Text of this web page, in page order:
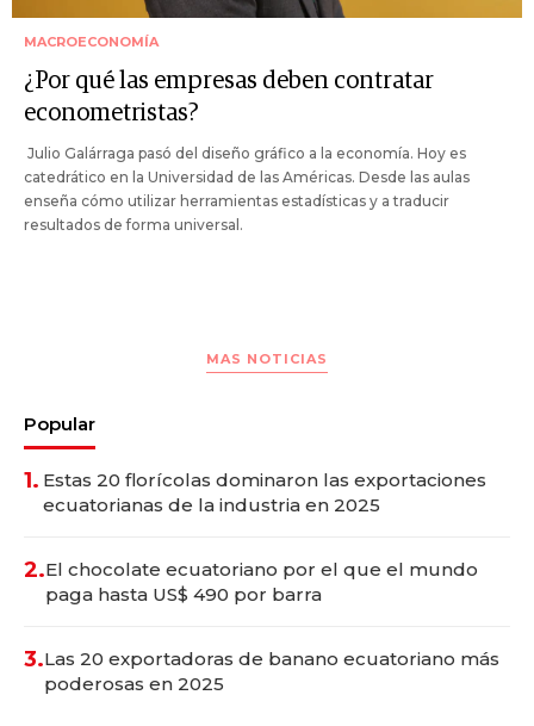
MACROECONOMÍA
¿Por qué las empresas deben contratar
econometristas?
Julio Galárraga pasó del diseño gráfico a la economía. Hoy es
catedrático en la Universidad de las Américas. Desde las aulas
enseña cómo utilizar herramientas estadísticas y a traducir
resultados de forma universal.
MAS NOTICIAS
Popular
1. Estas 20 florícolas dominaron las exportaciones
ecuatorianas de la industria en 2025
2.El chocolate ecuatoriano por el que el mundo
paga hasta US$ 490 por barra
3.Las 20 exportadoras de banano ecuatoriano más
poderosas en 2025